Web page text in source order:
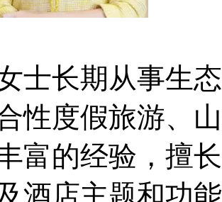
长期从事生态
性度假旅游、
富的经验，擅
酒店主题和功